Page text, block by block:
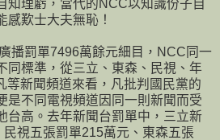
知理虧，當代的NCC以知識份子自
感歎士大夫無恥！
播罰單7496萬餘元細目，NCC同一
同標準，從三立、東森、民視、年
等新聞頻道來看，凡批判國民黨的
是不同電視頻道因同一則新聞而受
台高。去年新聞台罰單中，三立新
視五張罰單215萬元、東森五張